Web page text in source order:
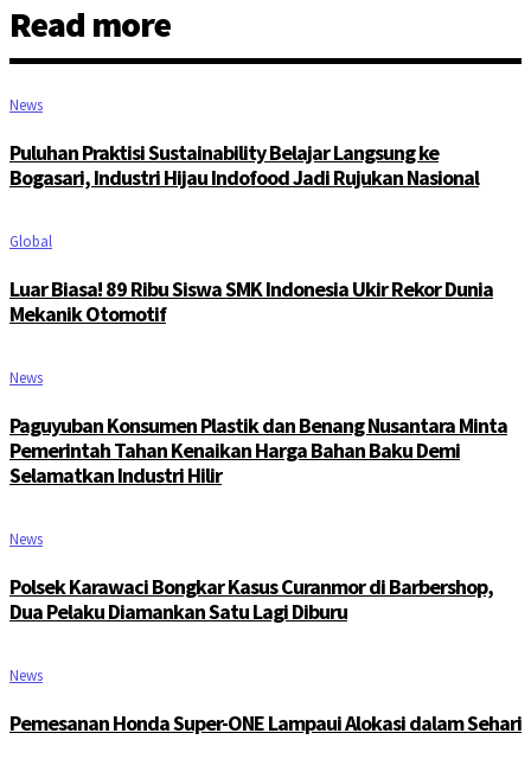
Read more
News
Puluhan Praktisi Sustainability Belajar Langsung ke
Bogasari, Industri Hijau Indofood Jadi Rujukan Nasional
Global
Luar Biasa! 89 Ribu Siswa SMK Indonesia Ukir Rekor Dunia
Mekanik Otomotif
News
Paguyuban Konsumen Plastik dan Benang Nusantara Minta
Pemerintah Tahan Kenaikan Harga Bahan Baku Demi
Selamatkan Industri Hilir
News
Polsek Karawaci Bongkar Kasus Curanmor di Barbershop,
Dua Pelaku Diamankan Satu Lagi Diburu
News
Pemesanan Honda Super-ONE Lampaui Alokasi dalam Sehari